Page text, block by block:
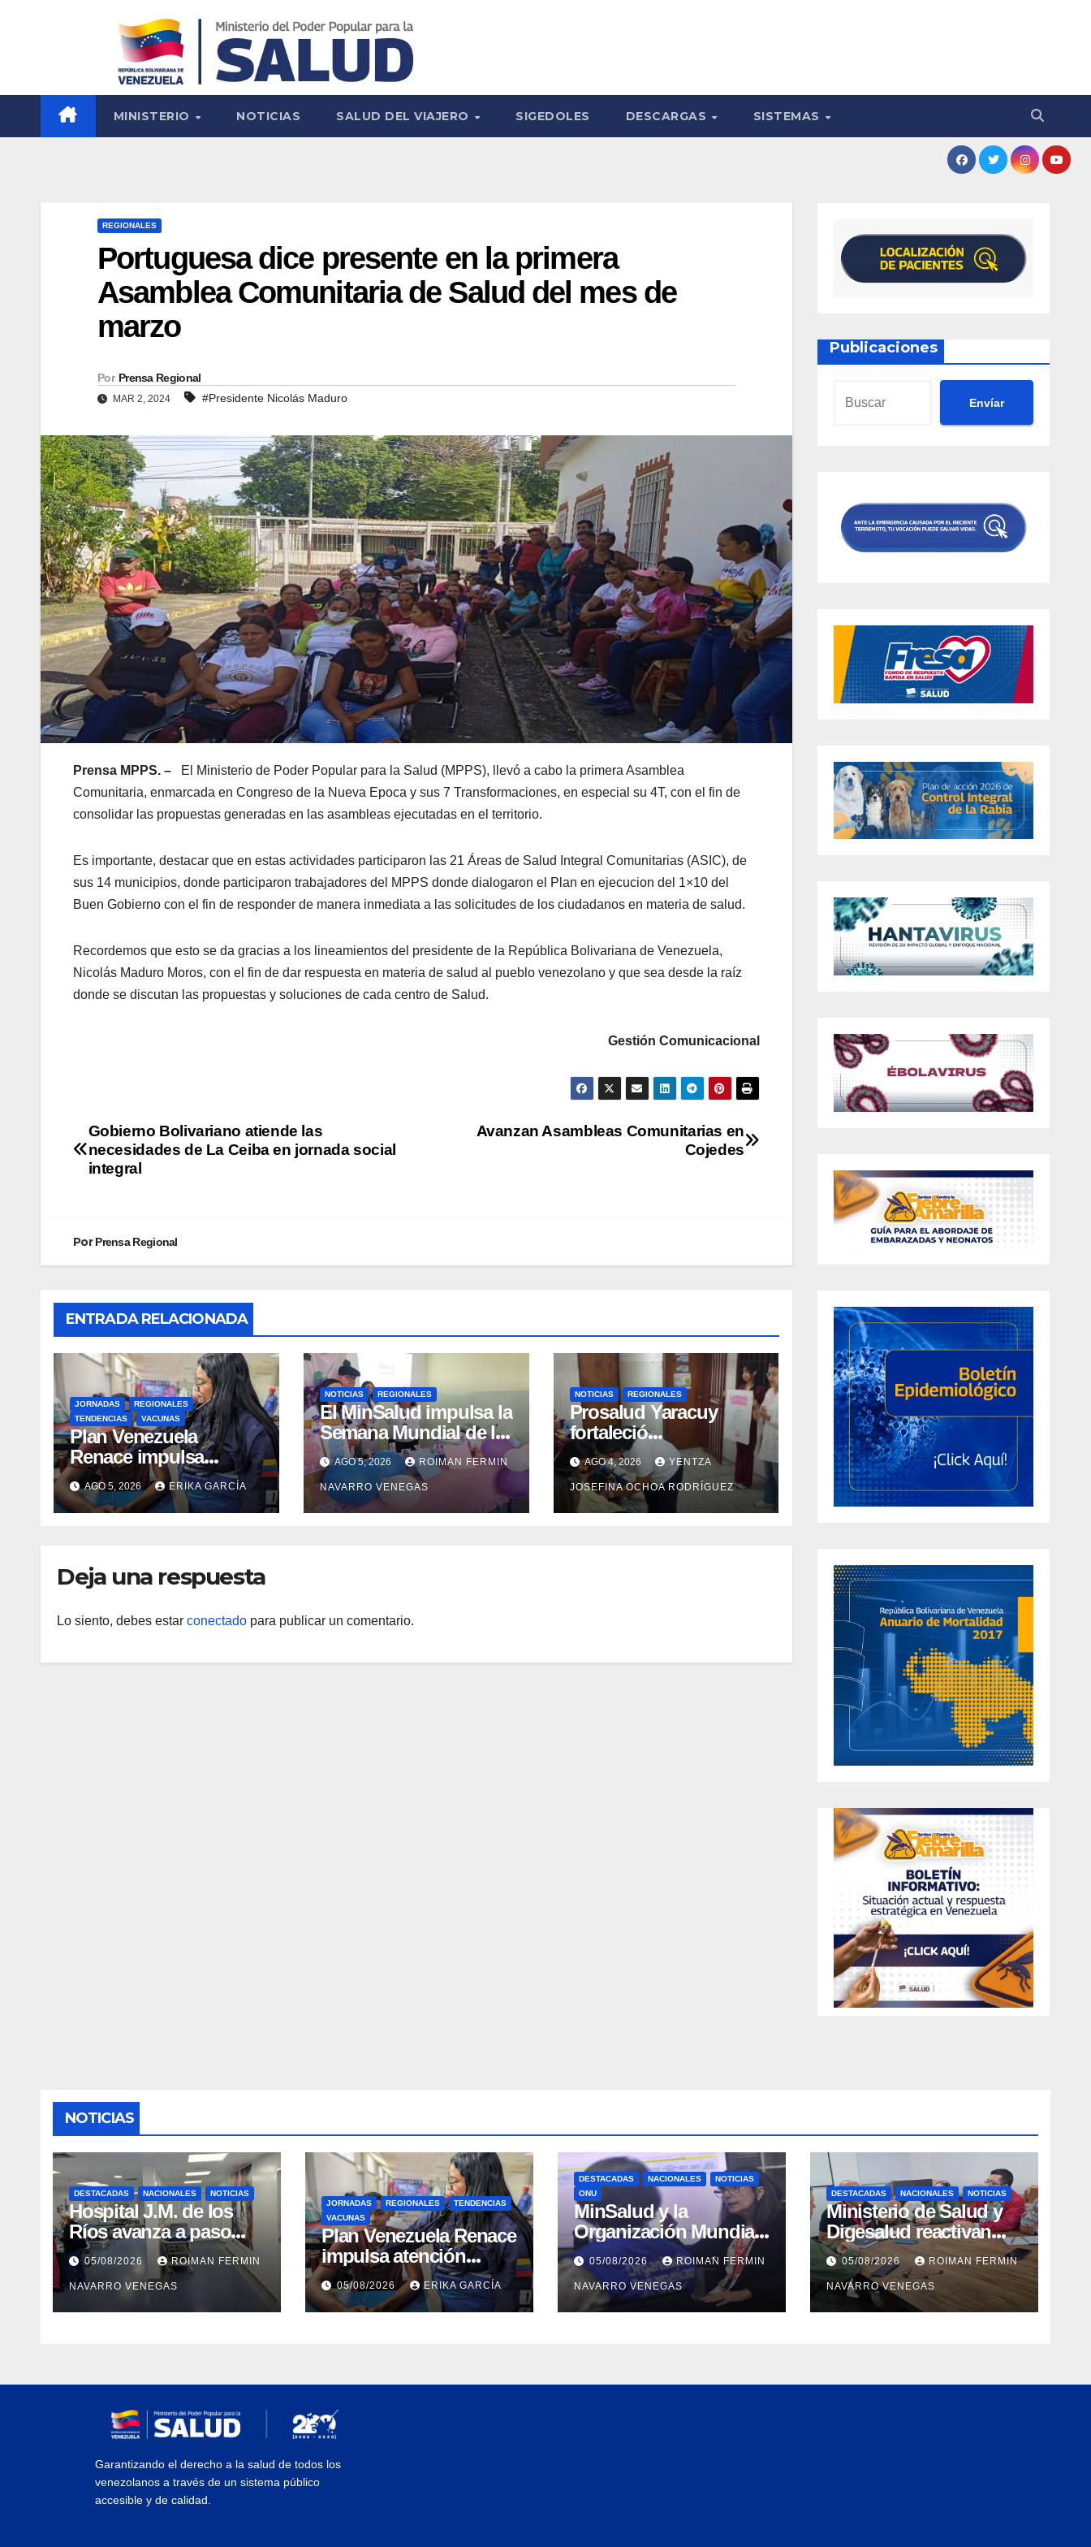
MINISTERIO NOTICIAS SALUD DEL VIAJERO SIGEDOLES DESCARGAS SISTEMAS
REGIONALES
Portuguesa dice presente en la primera
Asamblea Comunitaria de Salud del mes de
marzo
Por Prensa Regional
MAR 2, 2024 #Presidente Nicolás Maduro
Prensa MPPS. –
El Ministerio de Poder Popular para la Salud (MPPS), llevó a cabo la primera Asamblea
Comunitaria, enmarcada en Congreso de la Nueva Epoca y sus 7 Transformaciones, en especial su 4T, con el fin de
consolidar las propuestas generadas en las asambleas ejecutadas en el territorio.
Es importante, destacar que en estas actividades participaron las 21 Áreas de Salud Integral Comunitarias (ASIC), de
sus 14 municipios, donde participaron trabajadores del MPPS donde dialogaron el Plan en ejecucion del 1×10 del
Buen Gobierno con el fin de responder de manera inmediata a las solicitudes de los ciudadanos en materia de salud.
Recordemos que esto se da gracias a los lineamientos del presidente de la República Bolivariana de Venezuela,
Nicolás Maduro Moros, con el fin de dar respuesta en materia de salud al pueblo venezolano y que sea desde la raíz
donde se discutan las propuestas y soluciones de cada centro de Salud.
Gestión Comunicacional
Avanzan Asambleas Comunitarias en
Cojedes
Gobierno Bolivariano atiende las
necesidades de La Ceiba en jornada social
integral
PorPrensa Regional
ENTRADA RELACIONADA
JORNADAS
REGIONALES
TENDENCIAS
VACUNAS
​Plan Venezuela
Renace impulsa
atención integral a
refugiados y
evaluación de
AGO 5, 2026 ERIKA GARCÍA
NOTICIAS REGIONALES
El MinSalud impulsa la
Semana Mundial de la
Lactancia Materna con
un despliegue
comunitario en
Cojedes Mérida y
AGO 5, 2026 ROIMAN FERMIN
NAVARRO VENEGAS
NOTICIAS REGIONALES
Prosalud Yaracuy
fortaleció
conocimientos sobre
lactancia materna en la
red de ASIC
AGO 4, 2026 YENTZA
JOSEFINA OCHOA RODRÍGUEZ
Deja una respuesta
Lo siento, debes estar conectado para publicar un comentario.
Publicaciones
Envíar
NOTICIAS
DESTACADAS NACIONALES NOTICIAS
Hospital J.M. de los
Ríos avanza a paso
firme en su
recuperación tras los
recientes eventos
sísmicos
05/08/2026 ROIMAN FERMIN
NAVARRO VENEGAS
JORNADAS REGIONALES
TENDENCIAS
VACUNAS
​Plan Venezuela Renace
impulsa atención
integral a refugiados y
evaluación de
vacunación en Aragua
05/08/2026 ERIKA GARCÍA
DESTACADAS NACIONALES
NOTICIAS
ONU
MinSalud y la
Organización Mundial
de la Salud evaluaron
propuesta técnica
integral en materia de
agua saneamiento e
05/08/2026 ROIMAN FERMIN
NAVARRO VENEGAS
DESTACADAS NACIONALES NOTICIAS
Ministerio de Salud y
Digesalud reactivan
lazos para la vigilancia
epidemiológica y el
control de
enfermedades
05/08/2026 ROIMAN FERMIN
NAVARRO VENEGAS
Garantizando el derecho a la salud de todos los
venezolanos a través de un sistema público
accesible y de calidad.